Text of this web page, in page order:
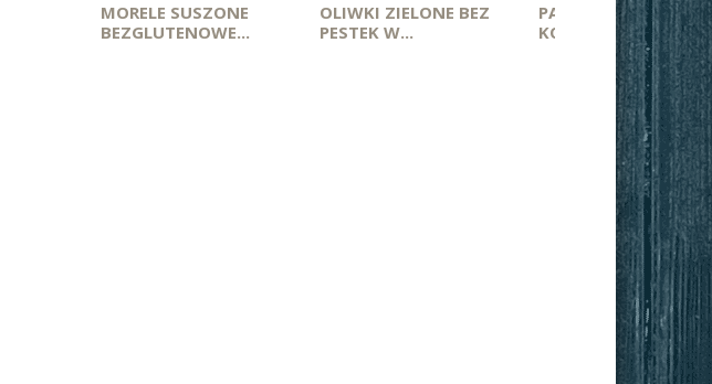
MORELE SUSZONE
BEZGLUTENOWE...
OLIWKI ZIELONE BEZ
PESTEK W...
PAPRYKARZ
KOŁOBRZESKI Z...